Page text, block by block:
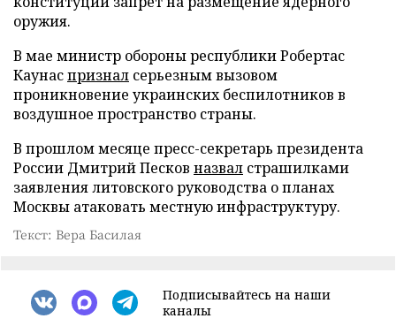
оружия.
В мае министр обороны республики Робертас
Каунаспризнал серьезным вызовом
проникновение украинских беспилотников в
воздушное пространство страны.
В прошлом месяце пресс-секретарь президента
России Дмитрий Песков назвал страшилками
заявления литовского руководства о планах
Москвы атаковать местную инфраструктуру.
Текст: Вера Басилая
Подписывайтесь на наши
каналы